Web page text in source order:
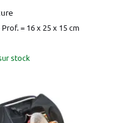
= 16 x 25 x 15 cm
stock